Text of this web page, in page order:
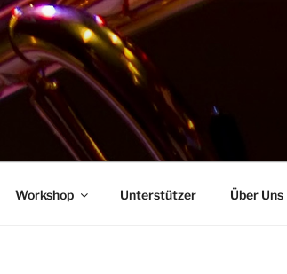
Workshop Unterstützer Über Uns